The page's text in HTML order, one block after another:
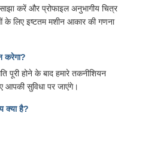
करें और प्रोफाइल अनुभागीय चित्र
लिए इष्टतम मशीन आकार की गणना
करेगा?
होने के बाद हमारे तकनीशियन
आपकी सुविधा पर जाएंगे।
क्या है?